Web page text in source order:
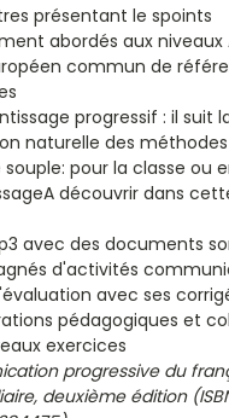
présentant le spoints
abordés aux niveaux
commun de
progressif : il suit
naturelle des
souple: pour la classe ou
découvrir dans
avec des documents
d'activités
avec ses
pédagogiques et
exercices
progressive du
deuxième édition